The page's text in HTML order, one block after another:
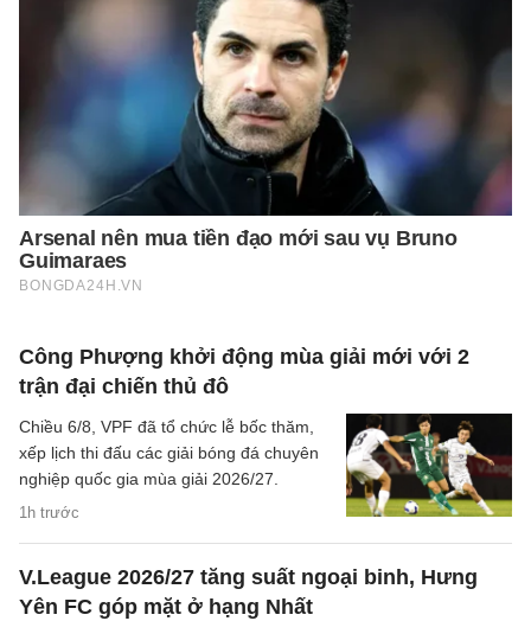
Công Phượng khởi động mùa giải mới với 2
trận đại chiến thủ đô
1h trước
Chiều 6/8, VPF đã tổ chức lễ bốc thăm,
xếp lịch thi đấu các giải bóng đá chuyên
nghiệp quốc gia mùa giải 2026/27.
V.League 2026/27 tăng suất ngoại binh, Hưng
Yên FC góp mặt ở hạng Nhất